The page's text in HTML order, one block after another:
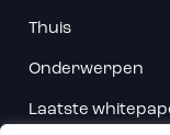
Thuis
Onderwerpen
Laatste